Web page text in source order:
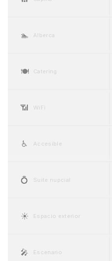
🏊 Alberca
🍽️ Catering
📶 WiFi
♿ Accesible
💍 Suite nupcial
☀️ Espacio exterior
🎤 Escenario